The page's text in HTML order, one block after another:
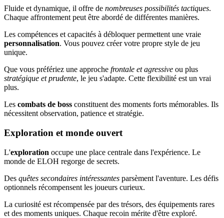
Fluide et dynamique, il offre de nombreuses possibilités tactiques.
Chaque affrontement peut être abordé de différentes manières.
Les compétences et capacités à débloquer permettent une vraie
personnalisation. Vous pouvez créer votre propre style de jeu
unique.
Que vous préfériez une approche frontale et agressive ou plus
stratégique et prudente, le jeu s'adapte. Cette flexibilité est un vrai
plus.
Les combats de boss constituent des moments forts mémorables. Ils
nécessitent observation, patience et stratégie.
Exploration et monde ouvert
L'exploration occupe une place centrale dans l'expérience. Le
monde de ELOH regorge de secrets.
Des quêtes secondaires intéressantes parsèment l'aventure. Les défis
optionnels récompensent les joueurs curieux.
La curiosité est récompensée par des trésors, des équipements rares
et des moments uniques. Chaque recoin mérite d'être exploré.